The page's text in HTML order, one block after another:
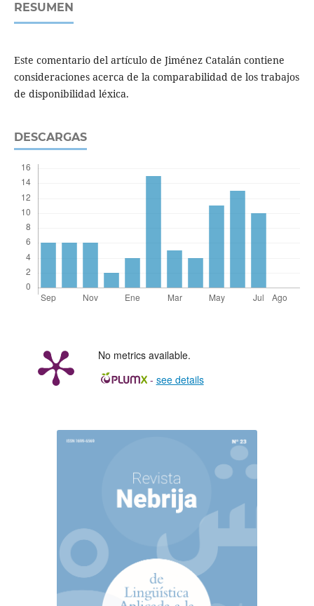
RESUMEN
Este comentario del artículo de Jiménez Catalán contiene
consideraciones acerca de la comparabilidad de los trabajos
de disponibilidad léxica.
DESCARGAS
No metrics available.
- see details